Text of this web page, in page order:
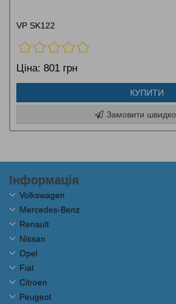
VP SK122
Ціна: 801 грн
КУПИТИ
Замовити швидко
Інформація
Volkswagen
Mercedes-Benz
Renault
Nissan
Opel
Fiat
Citroen
Peugeot